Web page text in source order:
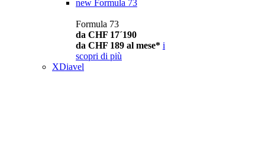
new Formula 73
Formula 73
da CHF 17´190
da CHF 189 al mese* i
scopri di più
XDiavel